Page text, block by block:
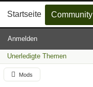
Startseite Community
Anmelden
Unerledigte Themen
Mods